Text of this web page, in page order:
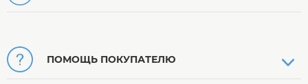
ПОМОЩЬ ПОКУПАТЕЛЮ